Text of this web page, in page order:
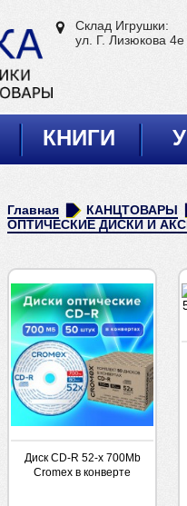
Склад Игрушки:
ул. Г. Лизюкова 4е
КНИГИ
Главная
КАНЦТОВАРЫ
ОПТИЧЕСКИЕ ДИСКИ И
Диск CD-R 52-х 700Mb
Cromex в конверте